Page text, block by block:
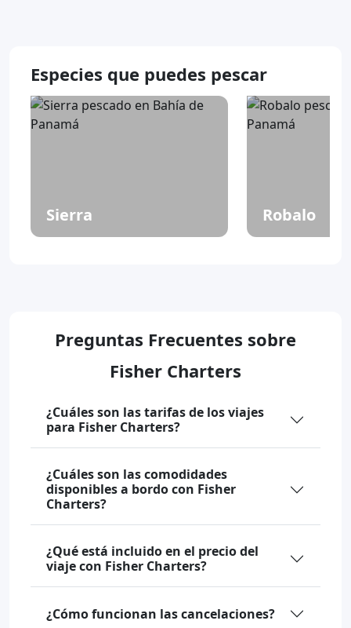
Especies que puedes pescar
Sierra Robalo
Preguntas Frecuentes sobre
Fisher Charters
¿Cuáles son las tarifas de los viajes
para Fisher Charters?
¿Cuáles son las comodidades
disponibles a bordo con Fisher
Charters?
¿Qué está incluido en el precio del
viaje con Fisher Charters?
¿Cómo funcionan las cancelaciones?